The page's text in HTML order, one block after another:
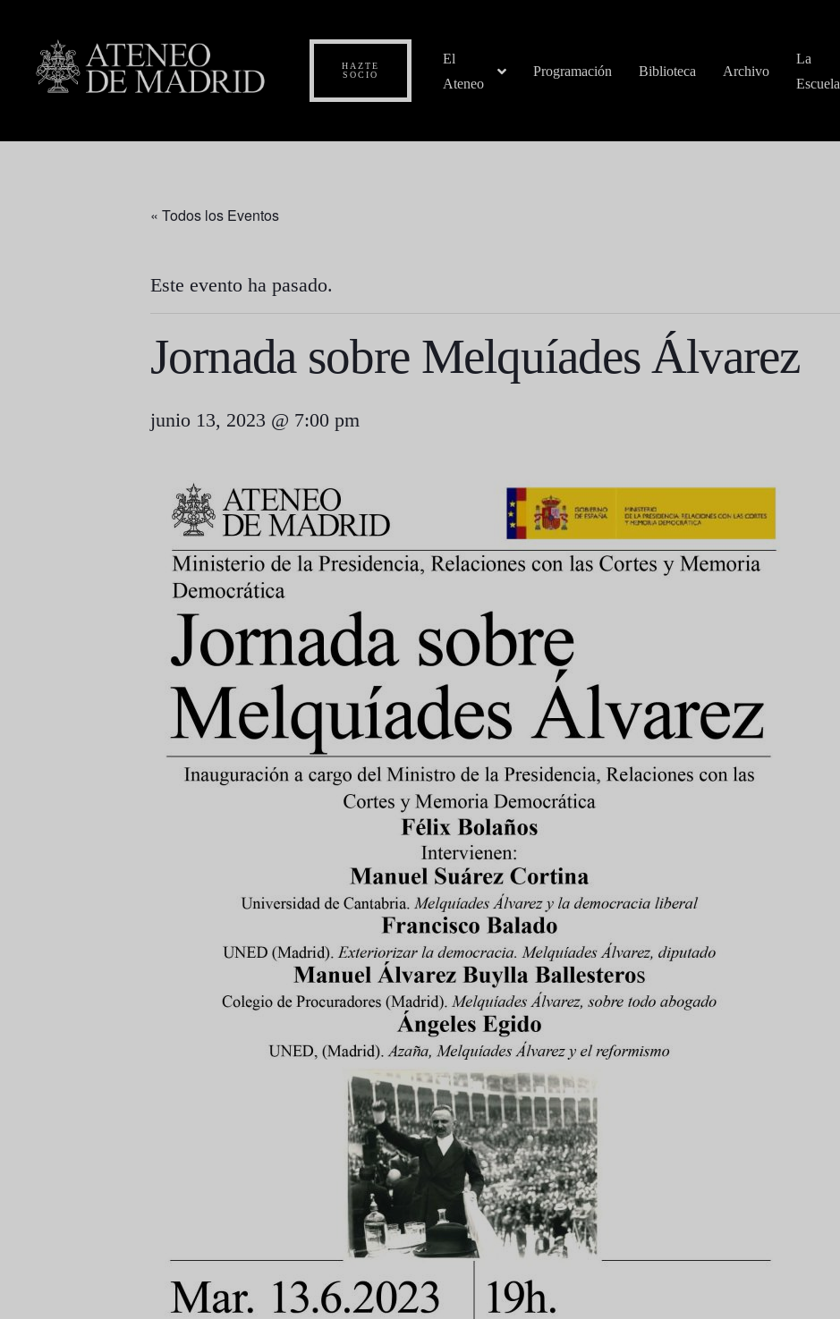
HAZTE
SOCIO
El
Ateneo
Programación Biblioteca Archivo
La
Escuela
« Todos los Eventos
Este evento ha pasado.
Jornada sobre Melquíades Álvarez
junio 13, 2023 @ 7:00 pm